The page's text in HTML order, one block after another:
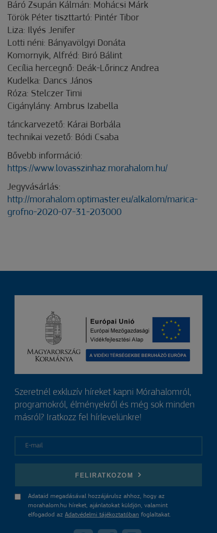
Báró Zsupán Kálmán: Mohácsi Márk
Török Péter tiszttartó: Pintér Tibor
Liza: Ilyés Jenifer
Lotti néni: Bányavölgyi Donáta
Komornyik, Alfréd: Biró Bálint
Cecília hercegnő: Deák-Lőrincz Andrea
Kudelka: Dancs János
Róza: Stelczer Timi
Cigánylány: Ambrus Izabella
tánckarvezető: Kárai Borbála
technikai vezető: Bódi Csaba
Bővebb információ:
https://www.lovasszinhaz.morahalom.hu/
Jegyvásárlás:
http://morahalom.optimaster.eu/alkalom/marica-
grofno-2020-07-31-203000
Szeretnél exkluzív híreket kapni Mórahalomról,
programokról, élményekről és még sok minden
másról? Iratkozz fel hírlevelünkre!
FELIRATKOZOM
Adataid megadásával hozzájárulsz ahhoz, hogy az
morahalom.hu híreket, ajánlatokat küldjön, valamint
elfogadod az Adatvédelmi tájékoztatóban foglaltakat.